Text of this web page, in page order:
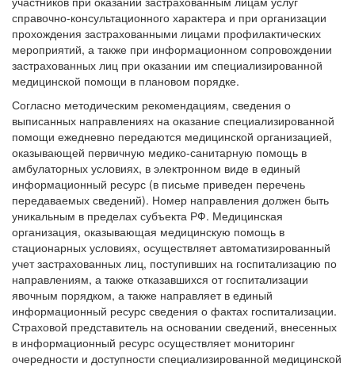
справочно-консультационного характера и при организации
прохождения застрахованными лицами профилактических
мероприятий, а также при информационном сопровождении
застрахованных лиц при оказании им специализированной
медицинской помощи в плановом порядке.
Согласно методическим рекомендациям, сведения о
выписанных направлениях на оказание специализированной
помощи ежедневно передаются медицинской организацией,
оказывающей первичную медико-санитарную помощь в
амбулаторных условиях, в электронном виде в единый
информационный ресурс (в письме приведен перечень
передаваемых сведений). Номер направления должен быть
уникальным в пределах субъекта РФ. Медицинская
организация, оказывающая медицинскую помощь в
стационарных условиях, осуществляет автоматизированный
учет застрахованных лиц, поступивших на госпитализацию по
направлениям, а также отказавшихся от госпитализации
явочным порядком, а также направляет в единый
информационный ресурс сведения о фактах госпитализации.
Страховой представитель на основании сведений, внесенных
в информационный ресурс осуществляет мониторинг
очередности и доступности специализированной медицинской